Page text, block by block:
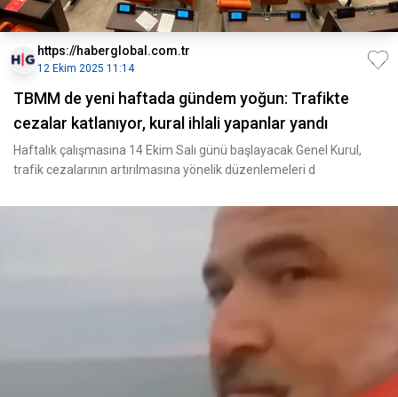
https://haberglobal.com.tr
12 Ekim 2025 11:14
TBMM de yeni haftada gündem yoğun: Trafikte
cezalar katlanıyor, kural ihlali yapanlar yandı
Haftalık çalışmasına 14 Ekim Salı günü başlayacak Genel Kurul,
trafik cezalarının artırılmasına yönelik düzenlemeleri d